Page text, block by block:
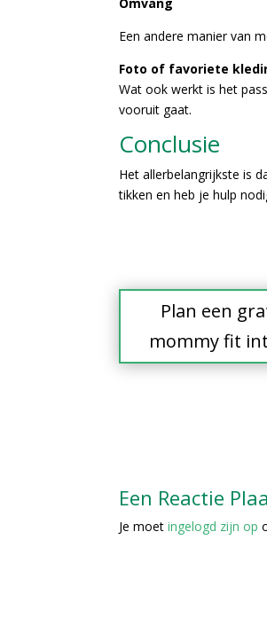
Omvang
Een andere manier van
Foto of favoriete
Wat ook werkt is het
vooruit gaat.
Conclusie
Het allerbelangrijkste is
tikken en heb je hulp
Plan een
mommy fit
Een Reactie
Je moetingelogd zijn op